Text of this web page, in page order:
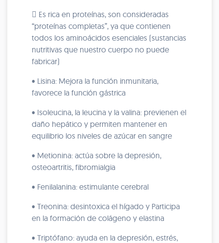
 Es rica en proteínas, son consideradas
“proteínas completas”, ya que contienen
todos los aminoácidos esenciales (sustancias
nutritivas que nuestro cuerpo no puede
fabricar)
• Lisina: Mejora la función inmunitaria,
favorece la función gástrica
• Isoleucina, la leucina y la valina: previenen el
daño hepático y permiten mantener en
equilibrio los niveles de azúcar en sangre
• Metionina: actúa sobre la depresión,
osteoartritis, fibromialgia
• Fenilalanina: estimulante cerebral
• Treonina: desintoxica el hígado y Participa
en la formación de colágeno y elastina
• Triptófano: ayuda en la depresión, estrés,